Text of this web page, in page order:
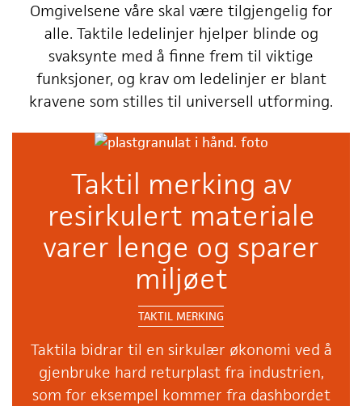
Omgivelsene våre skal være tilgjengelig for
alle. Taktile ledelinjer hjelper blinde og
svaksynte med å finne frem til viktige
funksjoner, og krav om ledelinjer er blant
kravene som stilles til universell utforming.
Taktil merking av
resirkulert materiale
varer lenge og sparer
miljøet
TAKTIL MERKING
Taktila bidrar til en sirkulær økonomi ved å
gjenbruke hard returplast fra industrien,
som for eksempel kommer fra dashbordet